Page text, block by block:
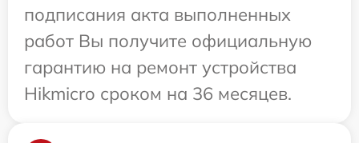
подписания акта выполненных
работ Вы получите официальную
гарантию на ремонт устройства
Hikmicro сроком на 36 месяцев.